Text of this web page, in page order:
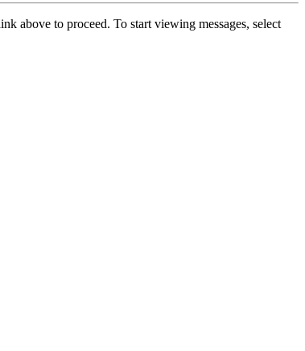
above to proceed. To start viewing messages, select